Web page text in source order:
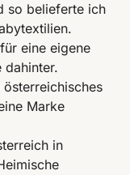
so belieferte ich
eine eigene
dahinter.
Marke
in